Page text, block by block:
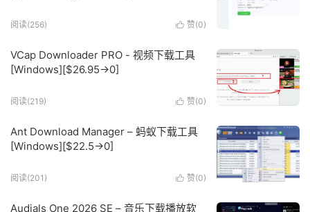
 赞(0)
阅读(256)
VCap Downloader PRO - 视频下载工具
[Windows][$26.95→0]
 赞(0)
阅读(219)
Ant Download Manager – 蚂蚁下载工具
[Windows][$22.5→0]
 赞(0)
阅读(201)
Audials One 2026 SE – 音乐下载播放软